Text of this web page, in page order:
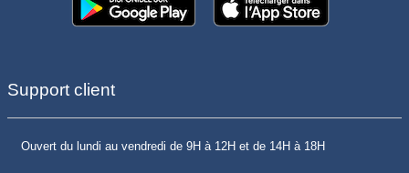
Support client
Ouvert du lundi au vendredi de 9H à 12H et de 14H à 18H